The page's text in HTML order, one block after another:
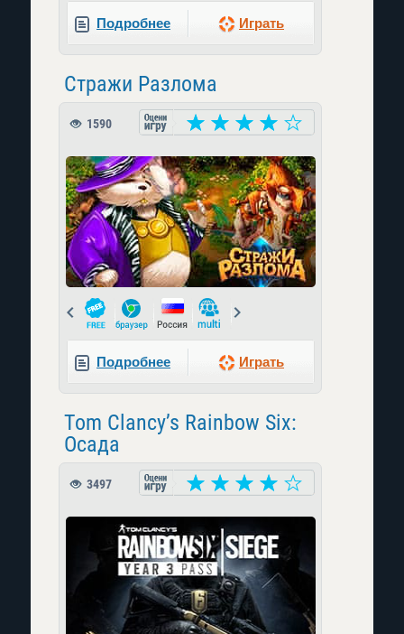
Подробнее Играть
Стражи Разлома
1590
Prev
Подробнее Играть
Tom Clancy’s Rainbow Six:
Осада
3497